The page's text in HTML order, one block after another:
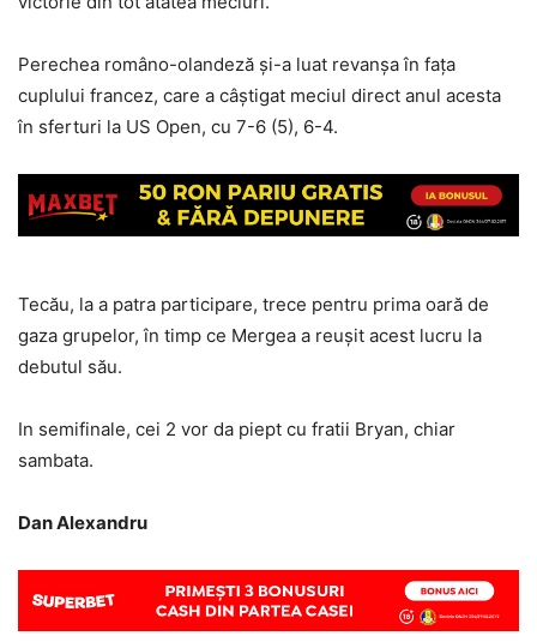
Perechea româno-olandeză și-a luat revanșa în fața
cuplului francez, care a câștigat meciul direct anul acesta
în sferturi la US Open, cu 7-6 (5), 6-4.
Tecău, la a patra participare, trece pentru prima oară de
gaza grupelor, în timp ce Mergea a reușit acest lucru la
debutul său.
In semifinale, cei 2 vor da piept cu fratii Bryan, chiar
sambata.
Dan Alexandru